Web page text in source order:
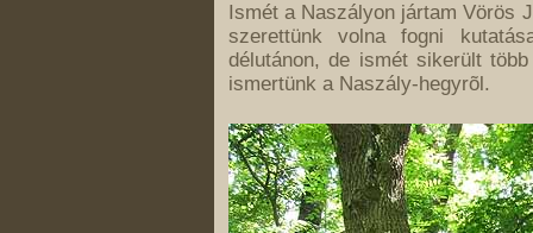
Ismét a Naszályon jártam Vörös
szerettünk volna fogni
délutánon, de ismét sikerült
ismertünk a Naszály-hegyrõl.